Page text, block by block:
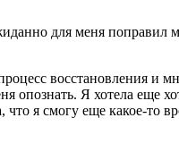
для меня поправил
восстановления и
опознать. Я хотела еще
я смогу еще какое-то